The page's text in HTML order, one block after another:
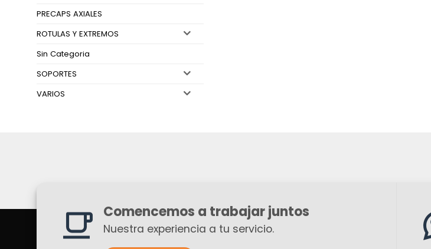
PRECAPS AXIALES
ROTULAS Y EXTREMOS
Sin Categoria
SOPORTES
VARIOS
Comencemos a trabajar juntos
Nuestra experiencia a tu servicio.